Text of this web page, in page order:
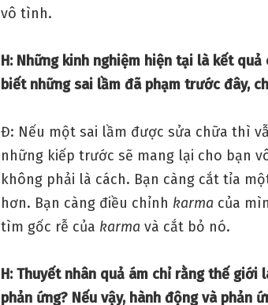
vô tình.
H: Những kinh nghiệm hiện tại là kết
biết những sai lầm đã phạm trước đây,
Đ: Nếu một sai lầm được sửa chữa thì
những kiếp trước sẽ mang lại cho bạn
không phải là cách. Bạn càng cắt tỉa
hơn. Bạn càng điều chỉnh karma của
tìm gốc rễ của karma và cắt bỏ nó.
H: Thuyết nhân quả ám chỉ rằng thế giới
phản ứng? Nếu vậy, hành động và phản